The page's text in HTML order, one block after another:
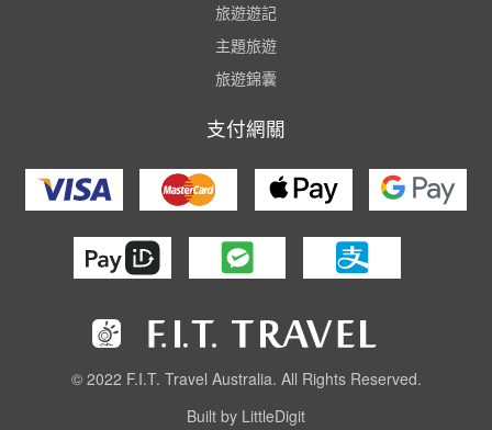
旅遊遊記
主題旅遊
旅遊錦囊
支付網關
© 2022 F.I.T. Travel Australia. All Rights Reserved.
Built by LittleDigit